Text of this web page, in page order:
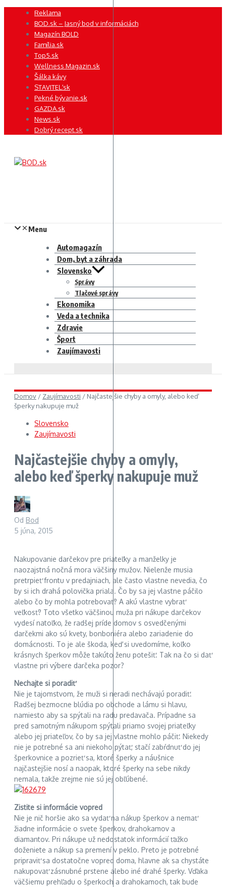
Preskočiť Reklama
BOD.sk – Jasný bod v informáciách
Magazín BOLD
Família.sk
Top5.sk
Wellness Magazin.sk
Šálka kávy
STAVITEĽ.sk
Pekné bývanie.sk
GAZDA.sk
News.sk
Dobrý recept.sk
Menu
Automagazín
Dom, byt a záhrada
Slovensko
Správy
Tlačové správy
Ekonomika
Veda a technika
Zdravie
Šport
Zaujímavosti
Domov / Zaujímavosti / Najčastejšie chyby a omyly, alebo keď
šperky nakupuje muž
Slovensko
Zaujímavosti
Najčastejšie chyby a omyly,
alebo keď šperky nakupuje muž
Od Bod
5 júna, 2015
Nakupovanie darčekov pre priateľky a manželky je
naozajstná nočná mora väčšiny mužov. Nielenže musia
pretrpieť frontu v predajniach, ale často vlastne nevedia, čo
by si ich drahá polovička priala. Čo by sa jej vlastne páčilo
alebo čo by mohla potrebovať? A akú vlastne vybrať
veľkosť? Toto všetko väčšinou muža pri nákupe darčekov
vydesí natoľko, že radšej príde domov s osvedčenými
darčekmi ako sú kvety, bonboniéra alebo zariadenie do
domácnosti. To je ale škoda, keď si uvedomíme, koľko
krásnych šperkov môže takúto ženu potešiť. Tak na čo si dať
vlastne pri výbere darčeka pozor?
Nechajte si poradiť
Nie je tajomstvom, že muži si neradi nechávajú poradiť.
Radšej bezmocne blúdia po obchode a lámu si hlavu,
namiesto aby sa spýtali na radu predavača. Prípadne sa
pred samotným nákupom spýtali priamo svojej priateľky
alebo jej priateľov, čo by sa jej vlastne mohlo páčiť. Niekedy
nie je potrebné sa ani niekoho pýtať, stačí zabŕdnuť do jej
šperkovnice a pozrieť sa, ktoré šperky a náušnice
najčastejšie nosí a naopak, ktoré šperky na sebe nikdy
nemala, takže zrejme nie sú jej obľúbené.
Zistite si informácie vopred
Nie je nič horšie ako sa vydať na nákup šperkov a nemať
žiadne informácie o svete šperkov, drahokamov a
diamantov. Pri nákupe už nedostatok informácií ťažko
doženiete a nákup sa premení v peklo. Preto je potrebné
pripraviť sa dostatočne vopred doma, hlavne ak sa chystáte
nakupovať zásnubné prstene alebo iné drahé šperky. Vďaka
väčšiemu prehľadu o šperkoch a drahokamoch, tak bude